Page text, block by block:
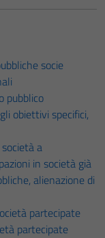
socie
pubblico
obiettivi specifici,
a
in società già
alienazione di
partecipate
partecipate